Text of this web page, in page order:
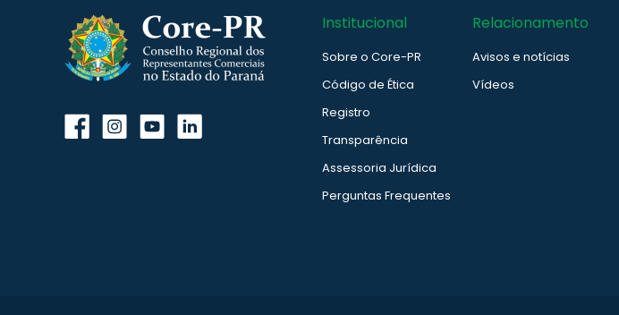
Institucional
Sobre o Core-PR
Código de Ética
Registro
Transparência
Assessoria Jurídica
Perguntas Frequentes
Relacionamento
Avisos e notícias
Vídeos